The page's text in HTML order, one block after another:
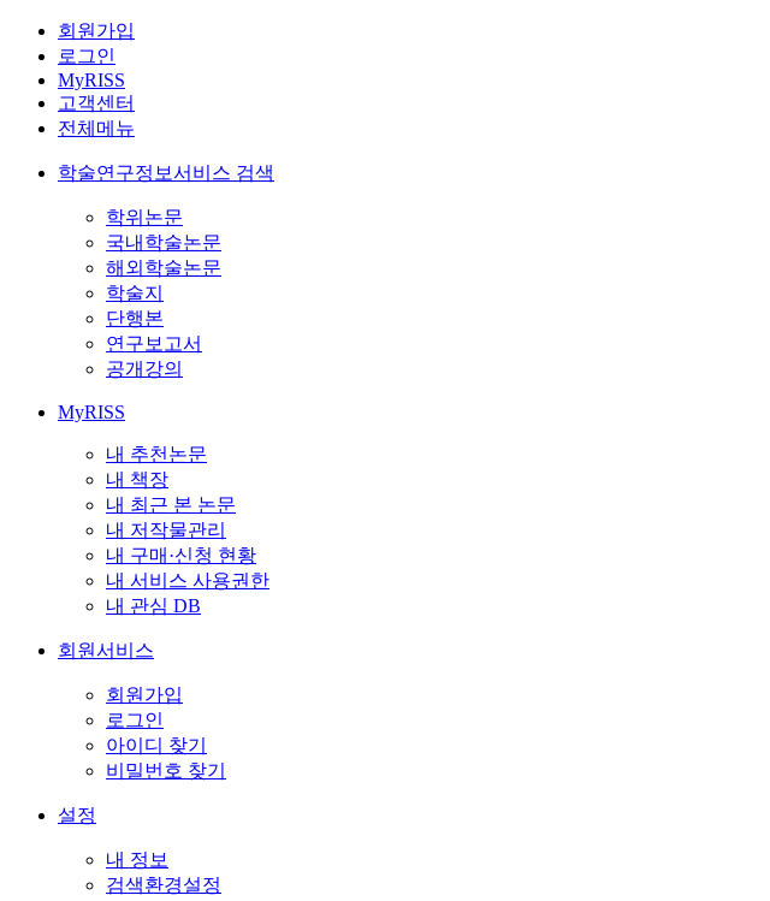
회원가입
로그인
MyRISS
고객센터
전체메뉴
학술연구정보서비스 검색
학위논문
국내학술논문
해외학술논문
학술지
단행본
연구보고서
공개강의
MyRISS
내 추천논문
내 책장
내 최근 본 논문
내 저작물관리
내 구매·신청 현황
내 서비스 사용권한
내 관심 DB
회원서비스
회원가입
로그인
아이디 찾기
비밀번호 찾기
설정
내 정보
검색환경설정